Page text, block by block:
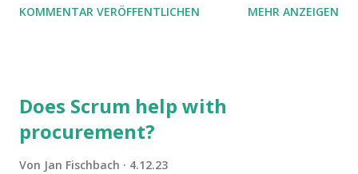
Stolperfallen. Hier ein erster, kritischer Blick auf das was
KOMMENTAR VERÖFFENTLICHEN MEHR ANZEIGEN
Does Scrum help with
procurement?
Von Jan Fischbach 4.12.23